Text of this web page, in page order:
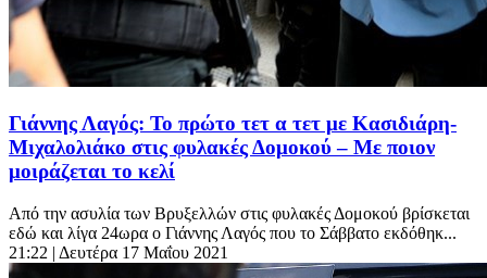
Γιάννης Λαγός: Το πρώτο τετ α τετ με Κασιδιάρη-
Μιχαλολιάκο στις φυλακές Δομοκού – Με ποιον
μοιράζεται το κελί
Από την ασυλία των Βρυξελλών στις φυλακές Δομοκού βρίσκεται
εδώ και λίγα 24ωρα ο Γιάννης Λαγός που το Σάββατο εκδόθηκ...
21:22 | Δευτέρα 17 Μαΐου 2021